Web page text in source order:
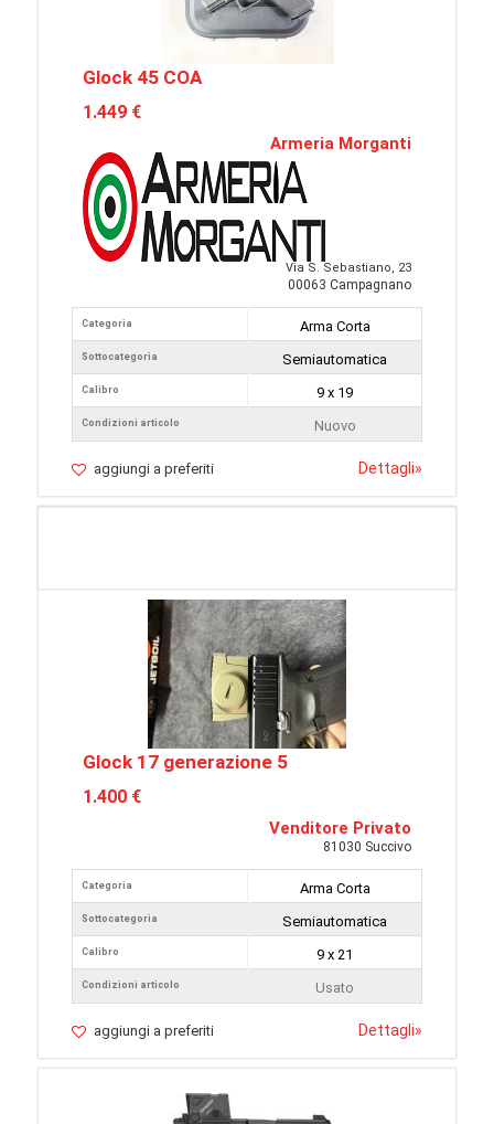
Glock 45 COA
1.449 €
Armeria Morganti
Via S. Sebastiano, 23
00063 Campagnano
Categoria
Sottocategoria
Calibro
Condizioni articolo
Arma Corta
Semiautomatica
9 x 19
Nuovo
aggiungi a preferiti Dettagli»
Glock 17 generazione 5
1.400 €
Venditore Privato
81030 Succivo
Categoria
Sottocategoria
Calibro
Condizioni articolo
Arma Corta
Semiautomatica
9 x 21
Usato
aggiungi a preferiti Dettagli»